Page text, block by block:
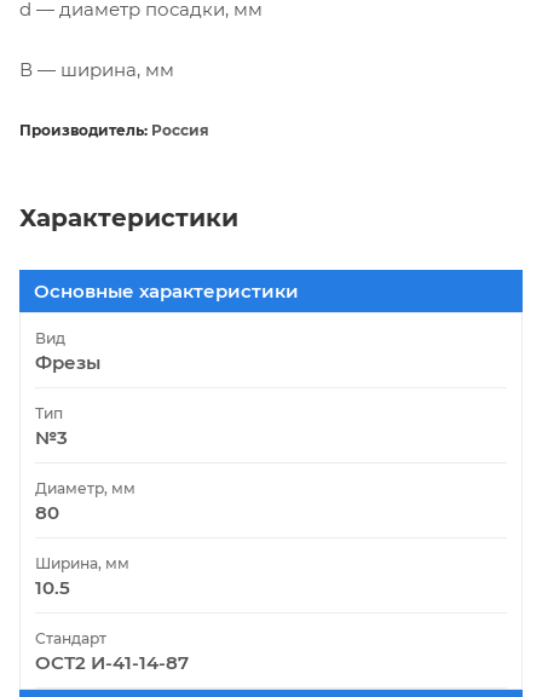
d — диаметр посадки, мм
В — ширина, мм
Производитель: Россия
Характеристики
Основные характеристики
Вид
Фрезы
Тип
№3
Диаметр, мм
80
Ширина, мм
10.5
Стандарт
ОСТ2 И-41-14-87